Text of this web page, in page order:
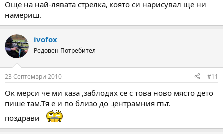
Още на най-лявата стрелка, която си нарисувал ще ни
намериш.
ivofox
Редовен Потребител
23 Септември 2010 #11
Ок мерси че ми каза ,заблодих се с това ново място дето
пише там.Тя е и по близо до центрамния път.
поздрави